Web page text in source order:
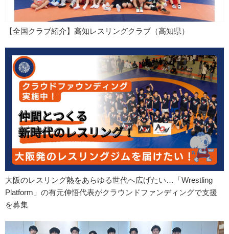
【全国クラブ紹介】高知レスリングクラブ（高知県）
大阪のレスリング熱をあらゆる世代へ広げたい…「Wrestling
Platform」の有元伸悟代表がクラウンドファンディングで支援
を募集